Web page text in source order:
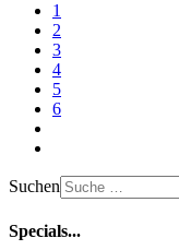
1
2
3
4
5
6
Suchen
Specials...